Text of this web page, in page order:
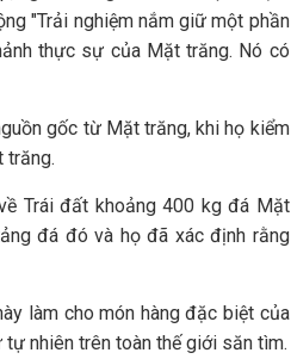
"Trải nghiệm nắm giữ một phần
thực sự của Mặt trăng. Nó có
gốc từ Mặt trăng, khi họ kiểm
trăng.
Trái đất khoảng 400 kg đá Mặt
đá đó và họ đã xác định rằng
làm cho món hàng đặc biệt của
nhiên trên toàn thế giới săn tìm.